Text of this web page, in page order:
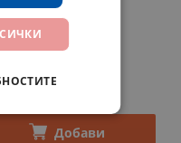
Код 200618
3,40 €
Добави